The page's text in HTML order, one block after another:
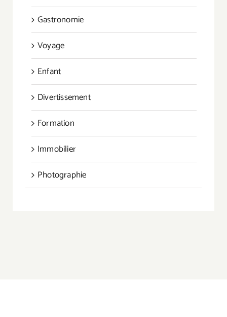
Gastronomie
Voyage
Enfant
Divertissement
Formation
Immobilier
Photographie